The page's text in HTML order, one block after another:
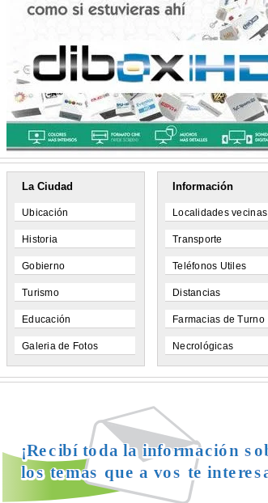
La Ciudad
Ubicación
Historia
Gobierno
Turismo
Educación
Galeria de Fotos
Información
Localidades vecinas
Transporte
Teléfonos Utiles
Distancias
Farmacias de Turno
Necrológicas